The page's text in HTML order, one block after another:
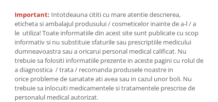
Important: Intotdeauna cititi cu mare atentie descrierea,
eticheta si ambalajul produsului / cosmeticelor inainte de a-l / a
le utiliza! Toate informatiile din acest site sunt publicate cu scop
informativ si nu substituie sfaturile sau prescriptiile medicului
dumneavoastra sau a oricarui personal medical calificat. Nu
trebuie sa folositi informatiile prezente in aceste pagini cu rolul de
a diagnostica / trata / recomanda produsele noastre in
orice probleme de sanatate ati avea sau in cazul unor boli. Nu
trebuie sa inlocuiti medicamentele si tratamentele prescrise de
personalul medical autorizat.